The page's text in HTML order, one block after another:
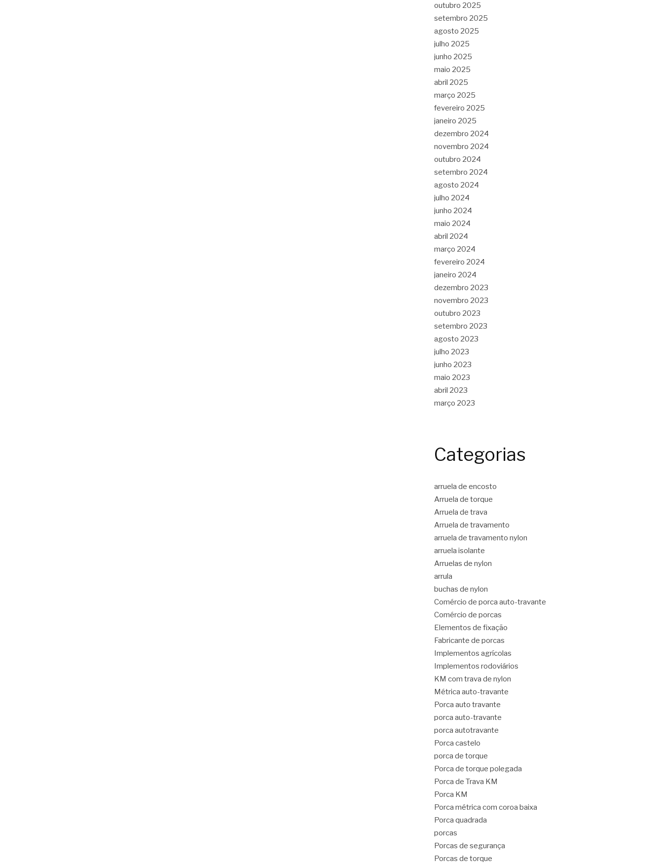
outubro 2025
setembro 2025
agosto 2025
julho 2025
junho 2025
maio 2025
abril 2025
março 2025
fevereiro 2025
janeiro 2025
dezembro 2024
novembro 2024
outubro 2024
setembro 2024
agosto 2024
julho 2024
junho 2024
maio 2024
abril 2024
março 2024
fevereiro 2024
janeiro 2024
dezembro 2023
novembro 2023
outubro 2023
setembro 2023
agosto 2023
julho 2023
junho 2023
maio 2023
abril 2023
março 2023
Categorias
arruela de encosto
Arruela de torque
Arruela de trava
Arruela de travamento
arruela de travamento nylon
arruela isolante
Arruelas de nylon
arrula
buchas de nylon
Comércio de porca auto-travante
Comércio de porcas
Elementos de fixação
Fabricante de porcas
Implementos agrícolas
Implementos rodoviários
KM com trava de nylon
Métrica auto-travante
Porca auto travante
porca auto-travante
porca autotravante
Porca castelo
porca de torque
Porca de torque polegada
Porca de Trava KM
Porca KM
Porca métrica com coroa baixa
Porca quadrada
porcas
Porcas de segurança
Porcas de torque